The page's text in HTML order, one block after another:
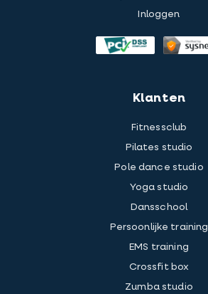
Inloggen
Klanten
Fitnessclub
Pilates studio
Pole dance studio
Yoga studio
Dansschool
Persoonlijke training
EMS training
Crossfit box
Zumba studio